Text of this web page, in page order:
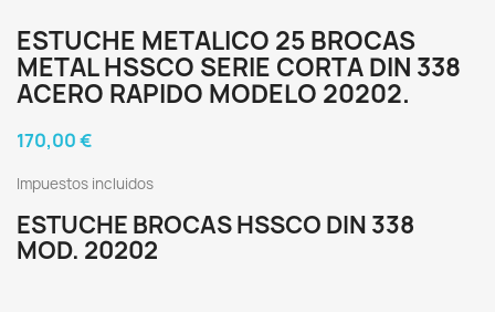
ESTUCHE METALICO 25 BROCAS
METAL HSSCO SERIE CORTA DIN 338
ACERO RAPIDO MODELO 20202.
170,00 €
Impuestos incluidos
ESTUCHE BROCAS HSSCO DIN 338
MOD. 20202